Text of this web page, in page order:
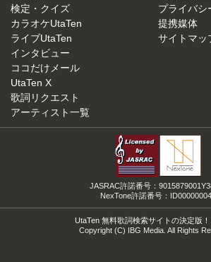
検定・クイズ
カラオケUtaTen
ライブUtaTen
インタビュー
ココだけメール
UtaTen X
歌詞リクエスト
アーティスト一覧
プライバシ
提携媒体
サイトマッ
JASRAC許諾番号：
NexTone許諾番号：
UtaTen 無料歌詞検索サイトの決定版
Copyright (C) IBG Media. All Rights